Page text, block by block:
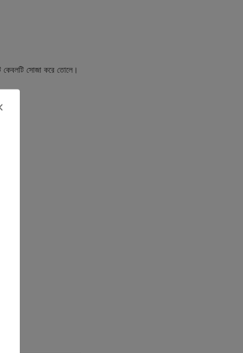
কেবলটি সোজা করে তোলে।